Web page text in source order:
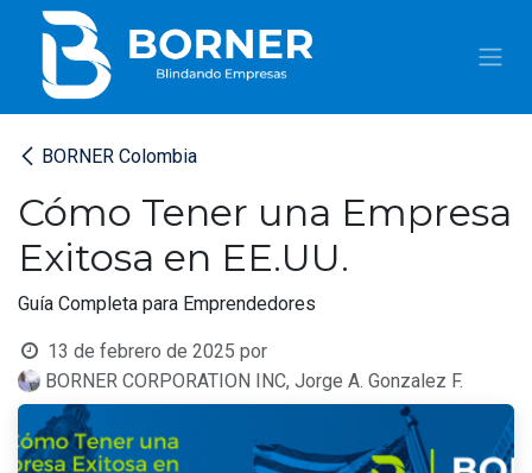
IR AL CONTENIDO
BORNER Colombia
Cómo Tener una Empresa
Exitosa en EE.UU.
Guía Completa para Emprendedores
13 de febrero de 2025 por
BORNER CORPORATION INC, Jorge A. Gonzalez F.